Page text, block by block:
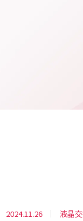
2024.11.26 液晶